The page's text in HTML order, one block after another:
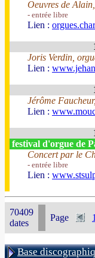
Oeuvres de
- entrée libre
Lien :
Joris Verdin,
Lien :
Jérôme
Lien :
festival d'orgue de
Concert par le
- entrée libre
Lien :
70409
dates
Page 1
Base